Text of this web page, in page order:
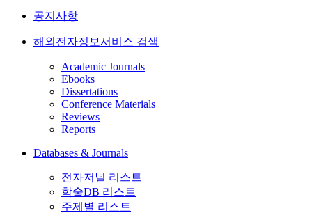
공지사항
해외전자정보서비스 검색
Academic Journals
Ebooks
Dissertations
Conference Materials
Reviews
Reports
Databases & Journals
전자저널 리스트
학술DB 리스트
주제별 리스트